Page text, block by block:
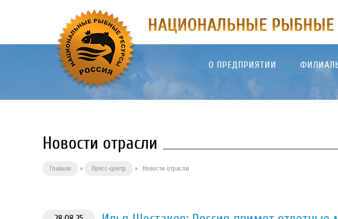
О ПРЕДПРИЯТИИ
Новости отрасли
Главная » Пресс-центр » Новости отрасли